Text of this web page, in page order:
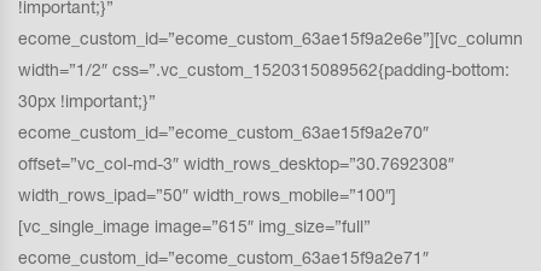
!important;}”
ecome_custom_id=”ecome_custom_63ae15f9a2e6e”][vc_column
width=”1/2″ css=”.vc_custom_1520315089562{padding-bottom:
30px !important;}”
ecome_custom_id=”ecome_custom_63ae15f9a2e70″
offset=”vc_col-md-3″ width_rows_desktop=”30.7692308″
width_rows_ipad=”50″ width_rows_mobile=”100″]
[vc_single_image image=”615″ img_size=”full”
ecome_custom_id=”ecome_custom_63ae15f9a2e71″